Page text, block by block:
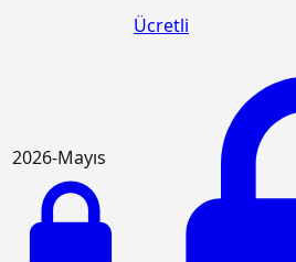
Ücretli
2026-Mayıs